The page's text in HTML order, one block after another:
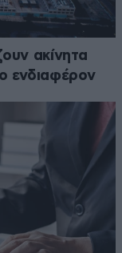
ακίνητα
ενδιαφέρον